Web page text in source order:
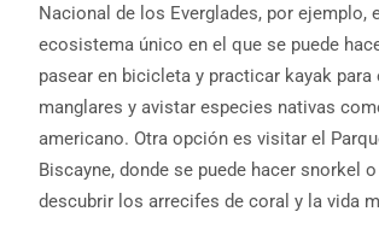
Nacional de los Everglades, por ejemplo,
ecosistema único en el que se puede
pasear en bicicleta y practicar kayak para
manglares y avistar especies nativas
americano. Otra opción es visitar el
Biscayne, donde se puede hacer snorkel
descubrir los arrecifes de coral y la vida